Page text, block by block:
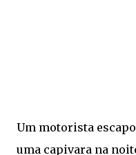
Um motorista
uma capivara na